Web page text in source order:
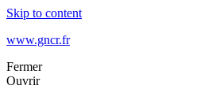
Skip to content
www.gncr.fr
Fermer
Ouvrir